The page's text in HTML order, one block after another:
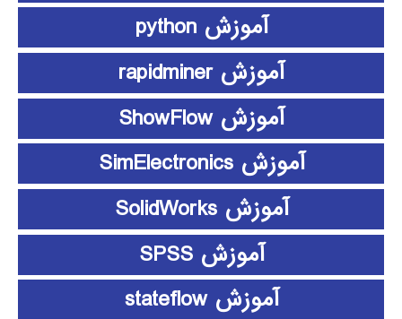
آموزش python
آموزش rapidminer
آموزش ShowFlow
آموزش SimElectronics
آموزش SolidWorks
آموزش SPSS
آموزش stateflow